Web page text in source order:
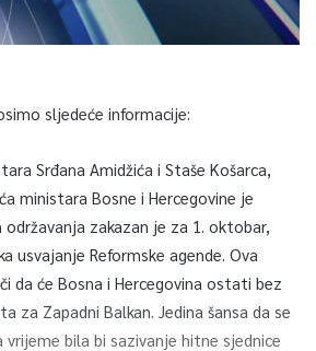
sljedeće informacije:
Srđana Amidžića i Staše Košarca,
ministara Bosne i Hercegovine je
zakazan je za 1. oktobar,
usvajanje Reformske agende. Ova
da će Bosna i Hercegovina ostati bez
za Zapadni Balkan. Jedina šansa da se
vrijeme bila bi sazivanje hitne sjednice